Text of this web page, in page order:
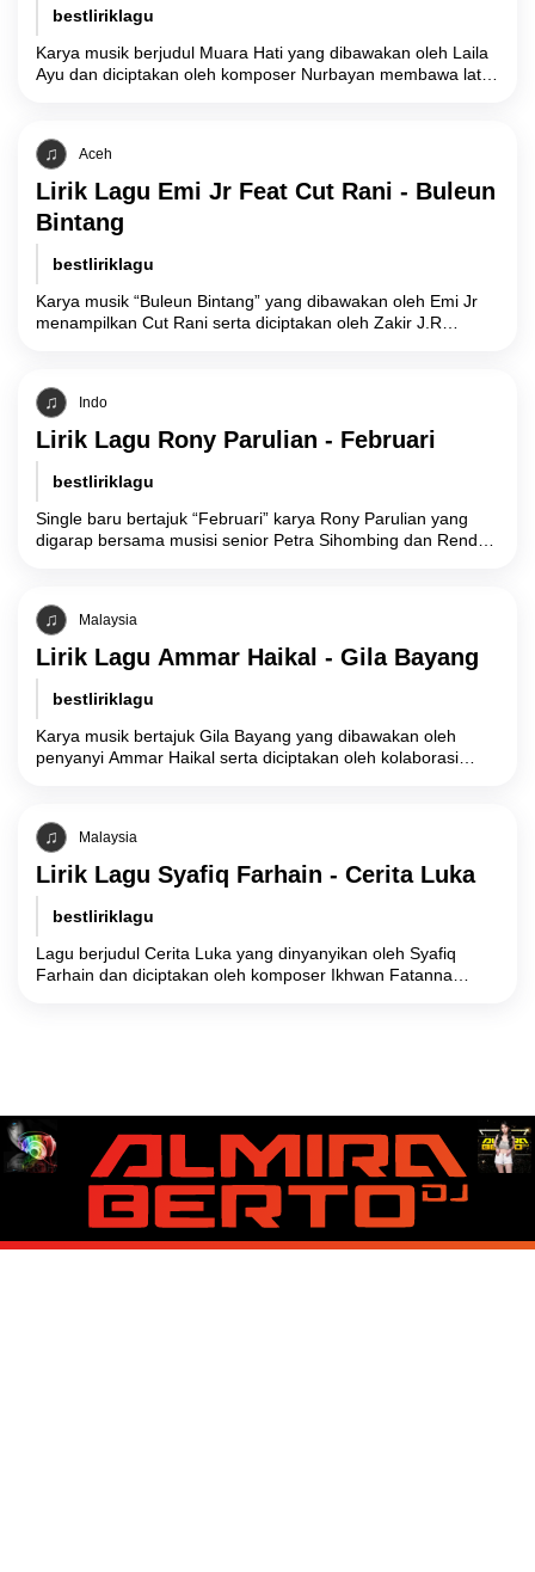
bestliriklagu
Karya musik berjudul Muara Hati yang dibawakan oleh Laila
Ayu dan diciptakan oleh komposer Nurbayan membawa latar
Aceh
Lirik Lagu Emi Jr Feat Cut Rani - Buleun
Bintang
bestliriklagu
Karya musik “Buleun Bintang” yang dibawakan oleh Emi Jr
menampilkan Cut Rani serta diciptakan oleh Zakir J.R
Indo
Lirik Lagu Rony Parulian - Februari
bestliriklagu
Single baru bertajuk “Februari” karya Rony Parulian yang
digarap bersama musisi senior Petra Sihombing dan Rendy
Malaysia
Lirik Lagu Ammar Haikal - Gila Bayang
bestliriklagu
Karya musik bertajuk Gila Bayang yang dibawakan oleh
penyanyi Ammar Haikal serta diciptakan oleh kolaborasi
Malaysia
Lirik Lagu Syafiq Farhain - Cerita Luka
bestliriklagu
Lagu berjudul Cerita Luka yang dinyanyikan oleh Syafiq
Farhain dan diciptakan oleh komposer Ikhwan Fatanna